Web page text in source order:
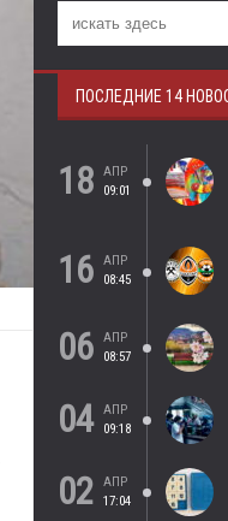
ПОСЛЕДНИЕ 14
18
АПР
09:01
16
АПР
08:45
06
АПР
08:57
04
АПР
09:18
02
АПР
17:04